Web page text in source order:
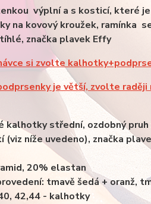
výplní a s kosticí, které je
na kovový kroužek, ramínka
značka plavek Effy
si zvolte
je větší, zvolte raději
kalhotky střední, ozdobný
(viz níže uvedeno), značka
20% elastan
tmavě šedá + oranž,
38, 40,